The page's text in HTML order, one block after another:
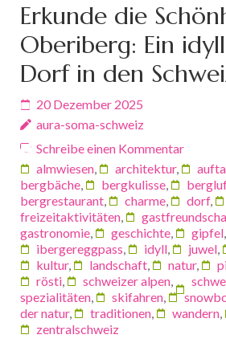
Erkunde die
Oberiberg: Ein
Dorf in den
20 Dezember 2025
aura-soma-schweiz
Schreibe einen Kommentar
almwiesen, architektur,
bergbäche, bergkulisse,
bergrestaurant, charme, dorf,
freizeitaktivitäten,
gastronomie, geschichte, gipfel,
ibergereggpass, idyll, juwel,
kultur, landschaft, natur,
rösti, schweizer alpen,
spezialitäten, skifahren,
der natur, traditionen, wandern,
zentralschweiz